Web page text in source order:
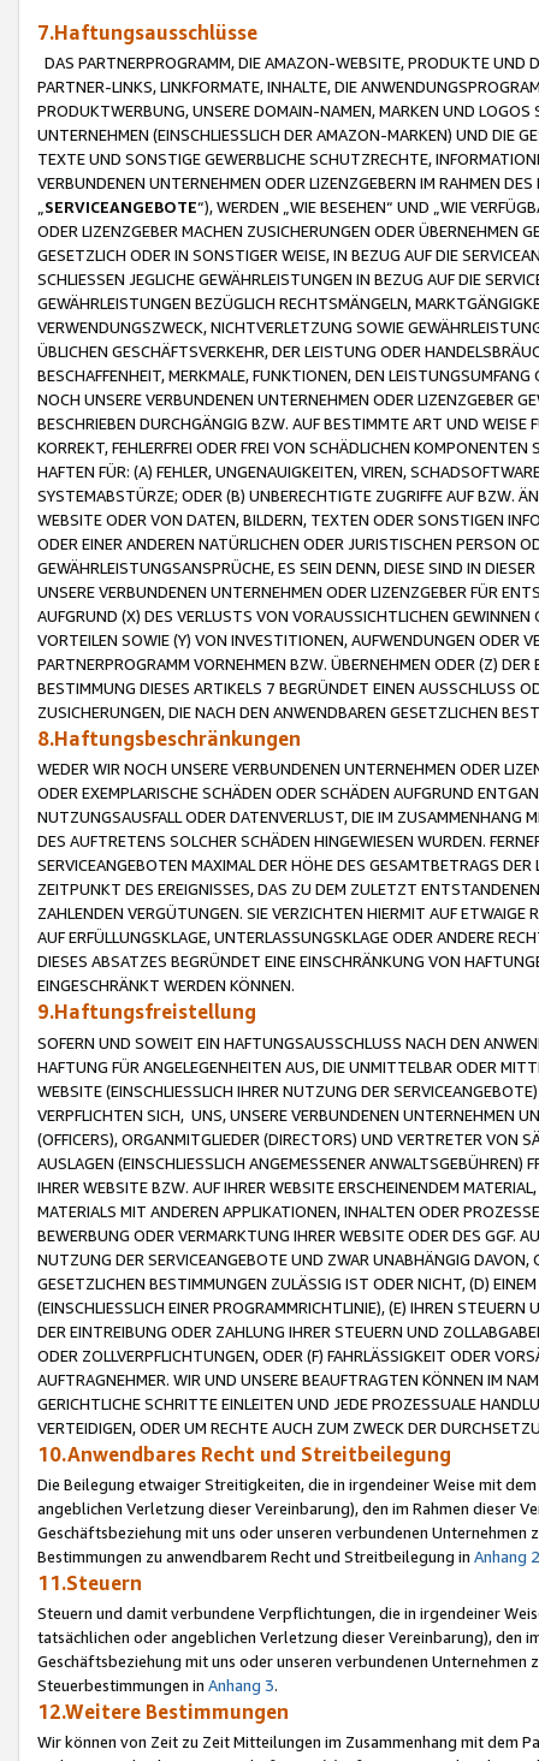
7.Haftungsausschlüsse
DAS PARTNERPROGRAMM, DIE AMAZON-WEBSITE, PRODUKTE UND
PARTNER-LINKS, LINKFORMATE, INHALTE, DIE
PRODUKTWERBUNG, UNSERE DOMAIN-NAMEN, MARKEN UND
UNTERNEHMEN (EINSCHLIESSLICH DER AMAZON-MARKEN) UND DIE
TEXTE UND SONSTIGE GEWERBLICHE SCHUTZRECHTE,
VERBUNDENEN UNTERNEHMEN ODER LIZENZGEBERN IM RAHMEN
SERVICEANGEBOTE“), WERDEN „WIE BESEHEN“ UND „WIE
ODER LIZENZGEBER MACHEN ZUSICHERUNGEN ODER ÜBERNEHMEN
GESETZLICH ODER IN SONSTIGER WEISE, IN BEZUG AUF DIE
SCHLIESSEN JEGLICHE GEWÄHRLEISTUNGEN IN BEZUG AUF DIE
GEWÄHRLEISTUNGEN BEZÜGLICH RECHTSMÄNGELN,
VERWENDUNGSZWECK, NICHTVERLETZUNG SOWIE
ÜBLICHEN GESCHÄFTSVERKEHR, DER LEISTUNG ODER
BESCHAFFENHEIT, MERKMALE, FUNKTIONEN, DEN
NOCH UNSERE VERBUNDENEN UNTERNEHMEN ODER LIZENZGEBER
BESCHRIEBEN DURCHGÄNGIG BZW. AUF BESTIMMTE ART UND
KORREKT, FEHLERFREI ODER FREI VON SCHÄDLICHEN
HAFTEN FÜR: (A) FEHLER, UNGENAUIGKEITEN, VIREN,
SYSTEMABSTÜRZE; ODER (B) UNBERECHTIGTE ZUGRIFFE AUF BZW.
WEBSITE ODER VON DATEN, BILDERN, TEXTEN ODER SONSTIGEN
ODER EINER ANDEREN NATÜRLICHEN ODER JURISTISCHEN PERSON
GEWÄHRLEISTUNGSANSPRÜCHE, ES SEIN DENN, DIESE SIND IN
UNSERE VERBUNDENEN UNTERNEHMEN ODER LIZENZGEBER FÜR
AUFGRUND (X) DES VERLUSTS VON VORAUSSICHTLICHEN
VORTEILEN SOWIE (Y) VON INVESTITIONEN, AUFWENDUNGEN ODER
PARTNERPROGRAMM VORNEHMEN BZW. ÜBERNEHMEN ODER (Z)
BESTIMMUNG DIESES ARTIKELS 7 BEGRÜNDET EINEN AUSSCHLUSS
ZUSICHERUNGEN, DIE NACH DEN ANWENDBAREN GESETZLICHEN
8.Haftungsbeschränkungen
WEDER WIR NOCH UNSERE VERBUNDENEN UNTERNEHMEN ODER
ODER EXEMPLARISCHE SCHÄDEN ODER SCHÄDEN AUFGRUND
NUTZUNGSAUSFALL ODER DATENVERLUST, DIE IM ZUSAMMENHANG
DES AUFTRETENS SOLCHER SCHÄDEN HINGEWIESEN WURDEN.
SERVICEANGEBOTEN MAXIMAL DER HÖHE DES GESAMTBETRAGS
ZEITPUNKT DES EREIGNISSES, DAS ZU DEM ZULETZT
ZAHLENDEN VERGÜTUNGEN. SIE VERZICHTEN HIERMIT AUF
AUF ERFÜLLUNGSKLAGE, UNTERLASSUNGSKLAGE ODER ANDERE
DIESES ABSATZES BEGRÜNDET EINE EINSCHRÄNKUNG VON
EINGESCHRÄNKT WERDEN KÖNNEN.
9.Haftungsfreistellung
SOFERN UND SOWEIT EIN HAFTUNGSAUSSCHLUSS NACH DEN
HAFTUNG FÜR ANGELEGENHEITEN AUS, DIE UNMITTELBAR ODER
WEBSITE (EINSCHLIESSLICH IHRER NUTZUNG DER
VERPFLICHTEN SICH, UNS, UNSERE VERBUNDENEN UNTERNEHMEN
(OFFICERS), ORGANMITGLIEDER (DIRECTORS) UND VERTRETER VON
AUSLAGEN (EINSCHLIESSLICH ANGEMESSENER
IHRER WEBSITE BZW. AUF IHRER WEBSITE ERSCHEINENDEM
MATERIALS MIT ANDEREN APPLIKATIONEN, INHALTEN ODER
BEWERBUNG ODER VERMARKTUNG IHRER WEBSITE ODER DES GGF.
NUTZUNG DER SERVICEANGEBOTE UND ZWAR UNABHÄNGIG
GESETZLICHEN BESTIMMUNGEN ZULÄSSIG IST ODER NICHT, (D)
(EINSCHLIESSLICH EINER PROGRAMMRICHTLINIE), (E) IHREN
DER EINTREIBUNG ODER ZAHLUNG IHRER STEUERN UND
ODER ZOLLVERPFLICHTUNGEN, ODER (F) FAHRLÄSSIGKEIT ODER
AUFTRAGNEHMER. WIR UND UNSERE BEAUFTRAGTEN KÖNNEN IM
GERICHTLICHE SCHRITTE EINLEITEN UND JEDE PROZESSUALE
VERTEIDIGEN, ODER UM RECHTE AUCH ZUM ZWECK DER
10.Anwendbares Recht und Streitbeilegung
Die Beilegung etwaiger Streitigkeiten, die in irgendeiner Weise mit
angeblichen Verletzung dieser Vereinbarung), den im Rahmen dieser
Geschäftsbeziehung mit uns oder unseren verbundenen
Bestimmungen zu anwendbarem Recht und Streitbeilegung in Anhang 2
11.Steuern
Steuern und damit verbundene Verpflichtungen, die in irgendeiner
tatsächlichen oder angeblichen Verletzung dieser Vereinbarung), den
Geschäftsbeziehung mit uns oder unseren verbundenen
Steuerbestimmungen in Anhang 3.
12.Weitere Bestimmungen
Wir können von Zeit zu Zeit Mitteilungen im Zusammenhang mit dem